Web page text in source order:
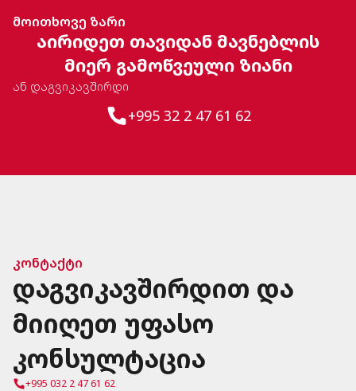
მოითხოვე ზარი
აირიდეთ თავიდან მავნებლის
მიერ გამოწვეული ზიანი
ან დაგვიკავშირდი
+995 32 2 47 61 62
კონტაქტი
დაგვიკავშირდით და
მიიღეთ უფასო
კონსულტაცია
+995 032 2 47 61 62